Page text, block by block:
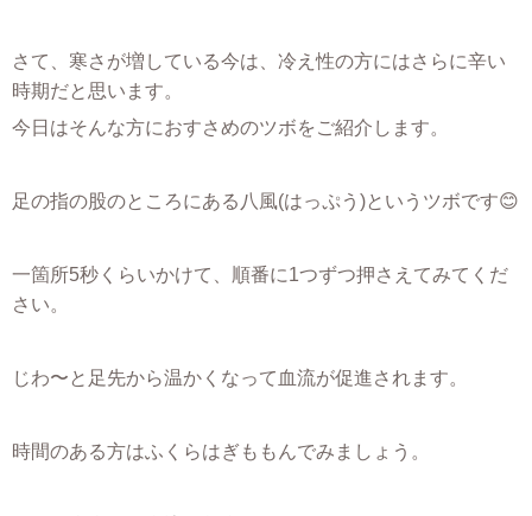
さて、寒さが増している今は、冷え性の方にはさらに辛い
時期だと思います。
今日はそんな方におすさめのツボをご紹介します。
足の指の股のところにある八風(はっぷう)というツボです😊
一箇所5秒くらいかけて、順番に1つずつ押さえてみてくだ
さい。
じわ〜と足先から温かくなって血流が促進されます。
時間のある方はふくらはぎももんでみましょう。